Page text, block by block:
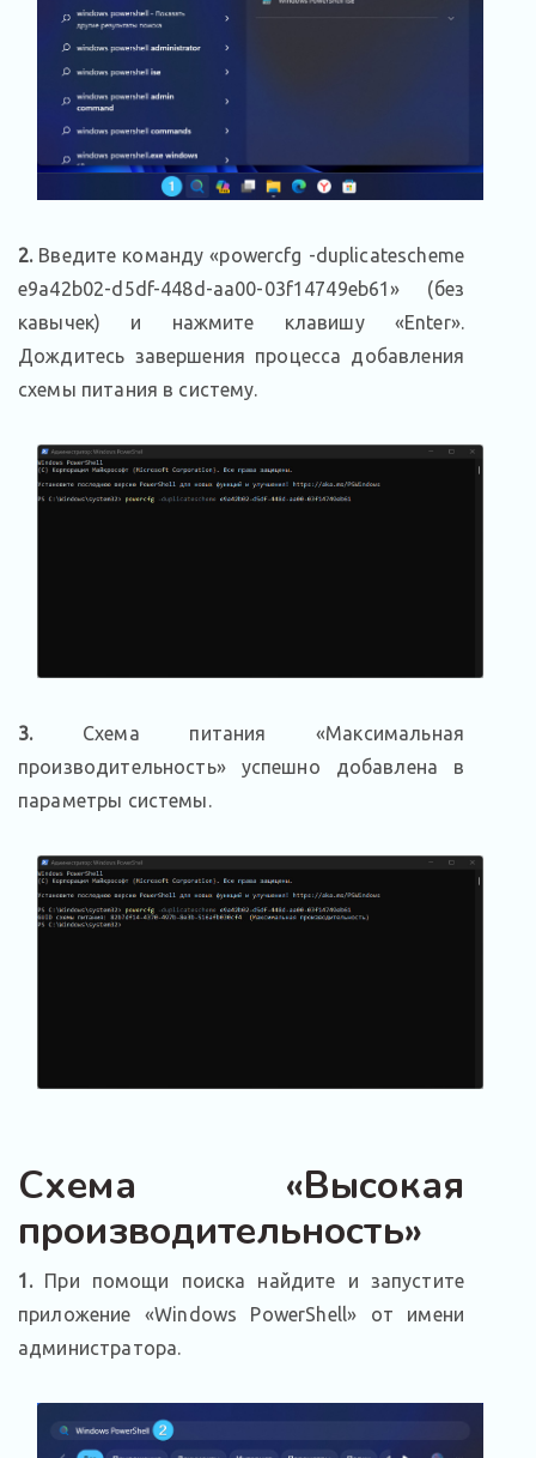
2.Введите команду «powercfg -duplicatescheme
e9a42b02-d5df-448d-aa00-03f14749eb61» (без
кавычек) и нажмите клавишу «Enter».
Дождитесь завершения процесса добавления
схемы питания в систему.
3.Схема питания «Максимальная
производительность» успешно добавлена в
параметры системы.
Схема «Высокая
производительность»
1.При помощи поиска найдите и запустите
приложение «Windows PowerShell» от имени
администратора.